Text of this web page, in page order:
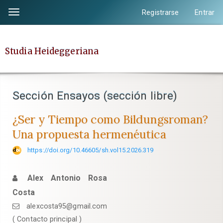
contenido
Navegación
Contenido
principal
Barra
Toggle
navigation
Registrarse Entrar
Studia Heideggeriana
Sección Ensayos (sección libre)
¿Ser y Tiempo como Bildungsroman?
Una propuesta hermenéutica
https://doi.org/10.46605/sh.vol15.2026.319
Alex Antonio Rosa
Costa
alexcosta95@gmail.com
( Contacto principal )